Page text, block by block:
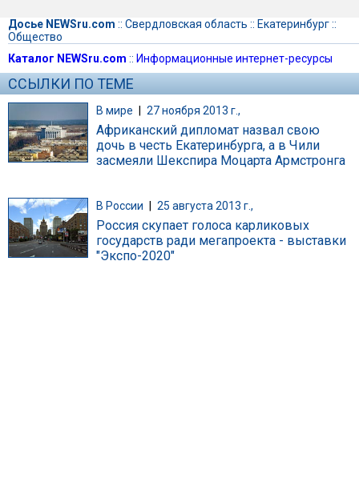
Досье NEWSru.com :: Свердловская область :: Екатеринбург::
Общество
Каталог NEWSru.com :: Информационные интернет-ресурсы
ССЫЛКИ ПО ТЕМЕ
В мире | 27 ноября 2013 г.,
Африканский дипломат назвал свою
дочь в честь Екатеринбурга, а в Чили
засмеяли Шекспира Моцарта Армстронга
В России 25 августа 2013 г.,
Россия скупает голоса карликовых
государств ради мегапроекта - выставки
"Экспо-2020"